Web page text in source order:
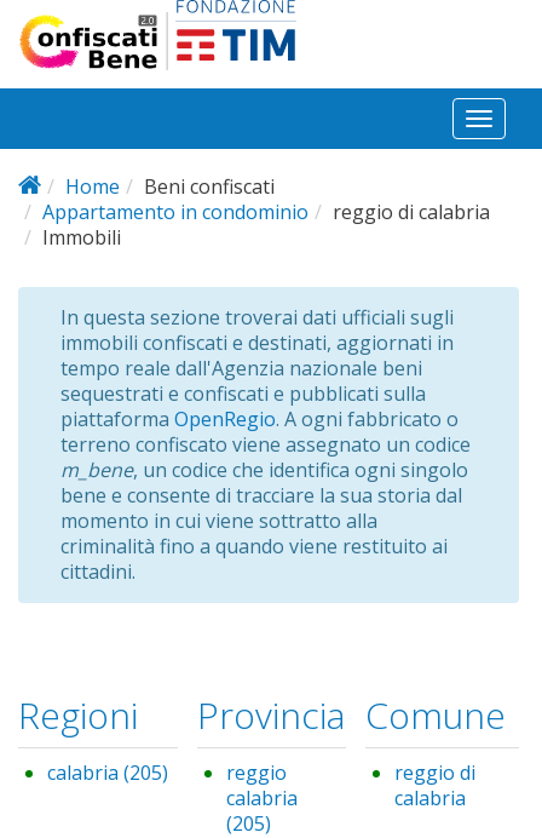
Salta al contenuto principale
Toggle
Home
Beni confiscati
Appartamento in condominio
reggio di calabria
Immobili
In questa sezione troverai dati ufficiali sugli
immobili confiscati e destinati, aggiornati in
tempo reale dall'Agenzia nazionale beni
sequestrati e confiscati e pubblicati sulla
piattaforma OpenRegio. A ogni fabbricato o
terreno confiscato viene assegnato un codice
m_bene, un codice che identifica ogni singolo
bene e consente di tracciare la sua storia dal
momento in cui viene sottratto alla
criminalità fino a quando viene restituito ai
cittadini.
Regioni
calabria (205) Apply calabria filter
Provincia
reggio
calabria
(205)
Comune
reggio di
calabria